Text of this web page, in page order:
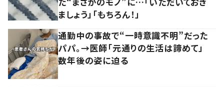
ましょう」「もちろん！」
通勤中の事故で“一時意識不明”だった
パパ。→医師「元通りの生活は諦めて」
数年後の姿に迫る